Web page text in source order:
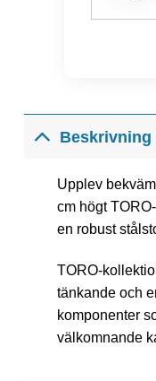
Beskrivning
Upplev
cm högt
en robust
TORO-
tänkande och
komponenter
välkomnande